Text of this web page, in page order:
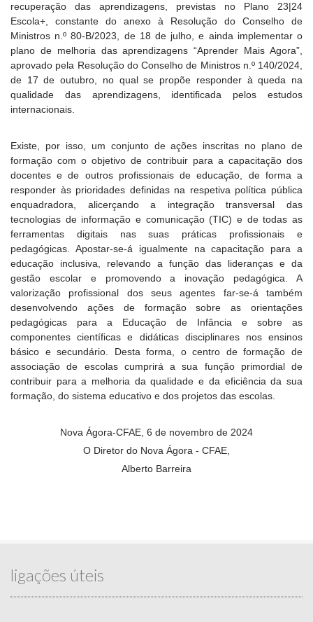
recuperação das aprendizagens, previstas no Plano 23|24
Escola+, constante do anexo à Resolução do Conselho de
Ministros n.º 80-B/2023, de 18 de julho, e ainda implementar o
plano de melhoria das aprendizagens “Aprender Mais Agora”,
aprovado pela Resolução do Conselho de Ministros n.º 140/2024,
de 17 de outubro, no qual se propõe responder à queda na
qualidade das aprendizagens, identificada pelos estudos
internacionais.
Existe, por isso, um conjunto de ações inscritas no plano de
formação com o objetivo de contribuir para a capacitação dos
docentes e de outros profissionais de educação, de forma a
responder às prioridades definidas na respetiva política pública
enquadradora, alicerçando a integração transversal das
tecnologias de informação e comunicação (TIC) e de todas as
ferramentas digitais nas suas práticas profissionais e
pedagógicas. Apostar-se-á igualmente na capacitação para a
educação inclusiva, relevando a função das lideranças e da
gestão escolar e promovendo a inovação pedagógica. A
valorização profissional dos seus agentes far-se-á também
desenvolvendo ações de formação sobre as orientações
pedagógicas para a Educação de Infância e sobre as
componentes científicas e didáticas disciplinares nos ensinos
básico e secundário. Desta forma, o centro de formação de
associação de escolas cumprirá a sua função primordial de
contribuir para a melhoria da qualidade e da eficiência da sua
formação, do sistema educativo e dos projetos das escolas.
Nova Ágora-CFAE, 6 de novembro de 2024
O Diretor do Nova Ágora - CFAE,
Alberto Barreira
ligações úteis